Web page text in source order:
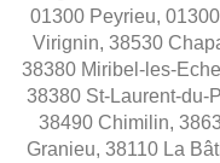
01300 Peyrieu,
Virignin, 38530
38380 Miribel-les-
38380 St-Laurent-du-
38490 Chimilin,
Granieu, 38110 La